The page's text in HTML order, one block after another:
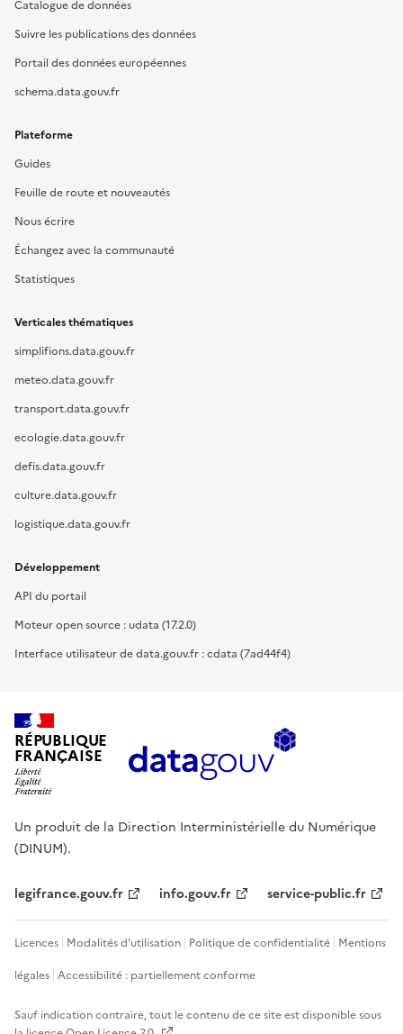
Catalogue de données
Suivre les publications des données
Portail des données européennes
schema.data.gouv.fr
Plateforme
Guides
Feuille de route et nouveautés
Nous écrire
Échangez avec la communauté
Statistiques
Verticales thématiques
simplifions.data.gouv.fr
meteo.data.gouv.fr
transport.data.gouv.fr
ecologie.data.gouv.fr
defis.data.gouv.fr
culture.data.gouv.fr
logistique.data.gouv.fr
Développement
API du portail
Moteur open source : udata (17.2.0)
Interface utilisateur de data.gouv.fr : cdata (7ad44f4)
RÉPUBLIQUE
FRANÇAISE
Un produit de la Direction Interministérielle du Numérique
(DINUM).
legifrance.gouv.fr info.gouv.fr service-public.fr
Licences Modalités d'utilisation Politique de confidentialité Mentions
légales Accessibilité : partiellement conforme
Sauf indication contraire, tout le contenu de ce site est disponible sous